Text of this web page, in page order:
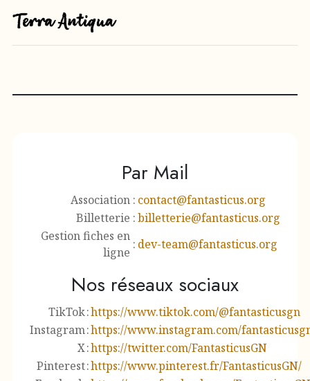
Par Mail
Association : contact@fantasticus.org
Billetterie :billetterie@fantasticus.org
Gestion fiches en
ligne
: dev-team@fantasticus.org
Nos réseaux sociaux
TikTok:https://www.tiktok.com/@fantasticusgn
Instagram:https://www.instagram.com/
X:https://twitter.com/FantasticusGN
Pinterest:https://www.pinterest.fr/FantasticusGN/